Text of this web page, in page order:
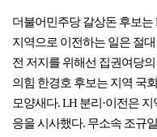
더불어민주당 갈상돈 후보
지역으로 이전하는 일은 절
전 저지를 위해선 집권여당
의힘 한경호 후보는 지역 국
모양새다. LH 분리·이전은
응을 시사했다. 무소속 조규